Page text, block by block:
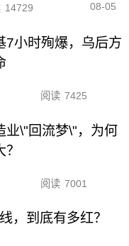
14729 08-05
7小时殉爆，乌后方
阅读 7425
业\"回流梦\"，为何
阅读 7001
，到底有多红？